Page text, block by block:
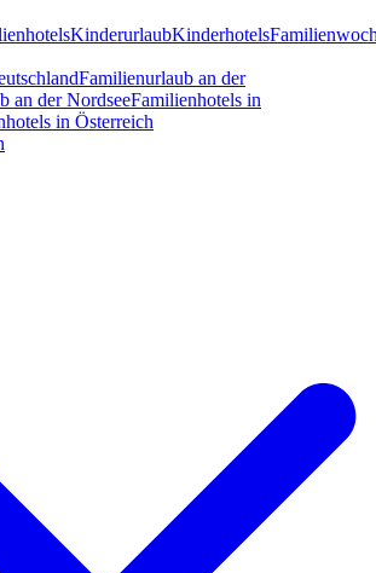
KinderurlaubKinderhotels
Familienurlaub an der
an der NordseeFamilienhotels in
in Österreich